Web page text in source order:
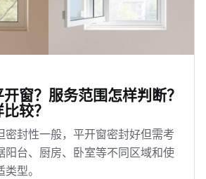
窗？服务范围怎样判断？
较？
密封性一般，平开窗密封好但需考
阳台、厨房、卧室等不同区域和使
型。